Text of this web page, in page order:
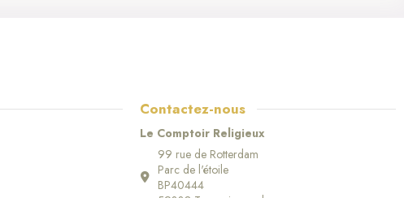
Contactez-nous
Le Comptoir Religieux
99 rue de Rotterdam
Parc de l'étoile
BP40444